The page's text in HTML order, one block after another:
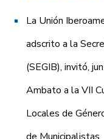
La Unión
adscrito a la
(SEGIB), invitó,
Ambato a la VII
Locales de